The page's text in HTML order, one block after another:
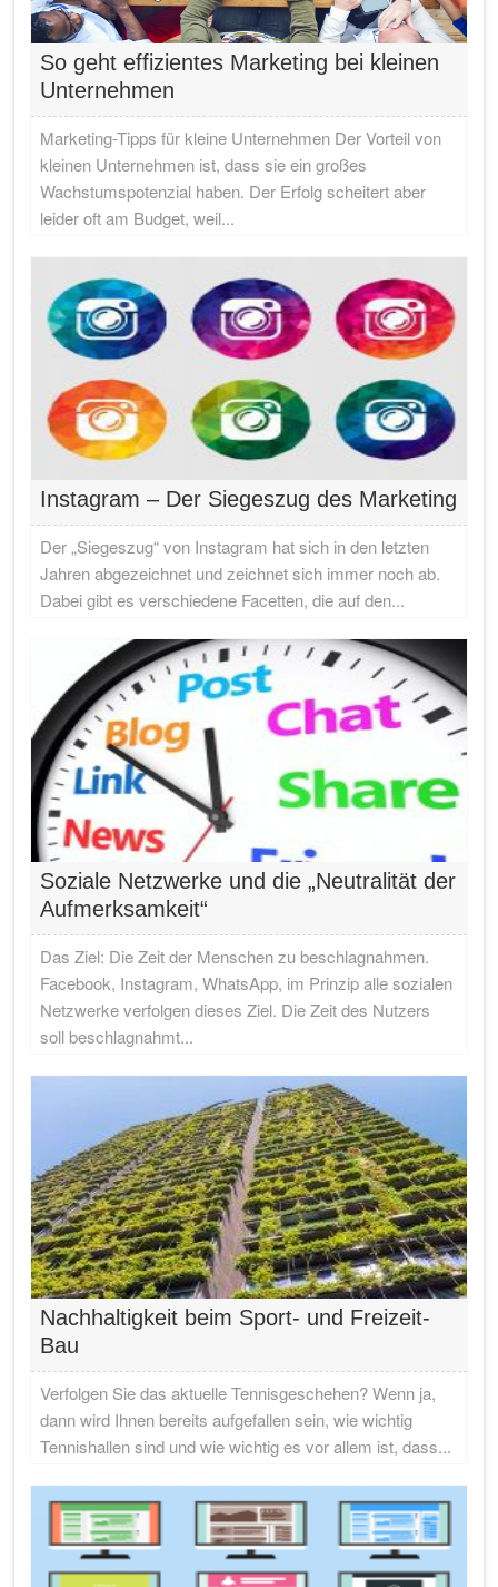
So geht effizientes Marketing bei kleinen
Unternehmen
Marketing-Tipps für kleine Unternehmen Der Vorteil von
kleinen Unternehmen ist, dass sie ein großes
Wachstumspotenzial haben. Der Erfolg scheitert aber
leider oft am Budget, weil...
Instagram – Der Siegeszug des Marketing
Der „Siegeszug“ von Instagram hat sich in den letzten
Jahren abgezeichnet und zeichnet sich immer noch ab.
Dabei gibt es verschiedene Facetten, die auf den...
Soziale Netzwerke und die „Neutralität der
Aufmerksamkeit“
Das Ziel: Die Zeit der Menschen zu beschlagnahmen.
Facebook, Instagram, WhatsApp, im Prinzip alle sozialen
Netzwerke verfolgen dieses Ziel. Die Zeit des Nutzers
soll beschlagnahmt...
Nachhaltigkeit beim Sport- und Freizeit-
Bau
Verfolgen Sie das aktuelle Tennisgeschehen? Wenn ja,
dann wird Ihnen bereits aufgefallen sein, wie wichtig
Tennishallen sind und wie wichtig es vor allem ist, dass...